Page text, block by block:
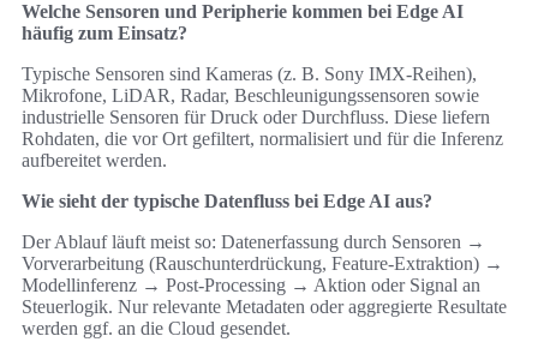
Welche Sensoren und Peripherie kommen bei Edge AI
häufig zum Einsatz?
Typische Sensoren sind Kameras (z. B. Sony IMX‑Reihen),
Mikrofone, LiDAR, Radar, Beschleunigungssensoren sowie
industrielle Sensoren für Druck oder Durchfluss. Diese liefern
Rohdaten, die vor Ort gefiltert, normalisiert und für die Inferenz
aufbereitet werden.
Wie sieht der typische Datenfluss bei Edge AI aus?
Der Ablauf läuft meist so: Datenerfassung durch Sensoren →
Vorverarbeitung (Rauschunterdrückung, Feature‑Extraktion) →
Modellinferenz → Post‑Processing → Aktion oder Signal an
Steuerlogik. Nur relevante Metadaten oder aggregierte Resultate
werden ggf. an die Cloud gesendet.